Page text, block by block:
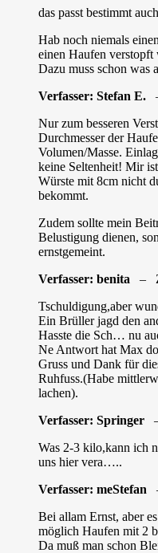
das passt bestimmt
Hab noch niemals
einen Haufen verstopft
Dazu muss schon was
Verfasser: Stefan E.
Nur zum besseren
Durchmesser der
Volumen/Masse.
keine Seltenheit! Mir
Würste mit 8cm nicht
bekommt.
Zudem sollte mein
Belustigung dienen,
ernstgemeint.
Verfasser: benita –
Tschuldigung,aber
Ein Brüller jagd den
Hasste die Sch… nu
Ne Antwort hat Max
Gruss und Dank für
Ruhfuss.(Habe
lachen).
Verfasser: Springer
Was 2-3 kilo,kann ich
uns hier vera…..
Verfasser: meStefan
Bei allam Ernst, aber
möglich Haufen mit 2
Da muß man schon